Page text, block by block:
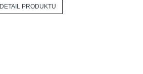
DETAIL PRODUKTU